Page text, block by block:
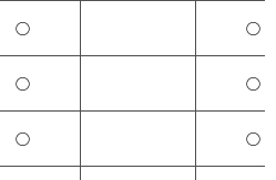
○ ○
○ ○
○ ○